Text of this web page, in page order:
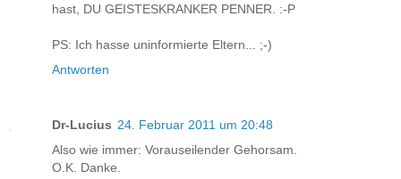
hast, DU GEISTESKRANKER PENNER. :-P
PS: Ich hasse uninformierte Eltern... ;-)
Antworten
Dr-Lucius 24. Februar 2011 um 20:48
Also wie immer: Vorauseilender Gehorsam.
O.K. Danke.